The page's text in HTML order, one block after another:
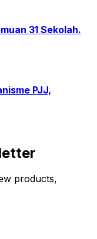
31 Sekolah.
PJJ,
products,